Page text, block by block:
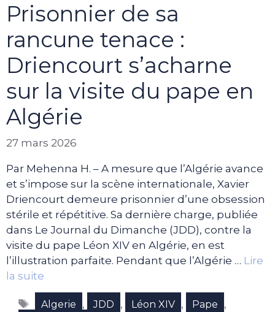
Prisonnier de sa
rancune tenace :
Driencourt s’acharne
sur la visite du pape en
Algérie
27 mars 2026
Par Mehenna H. – A mesure que l’Algérie avance
et s’impose sur la scène internationale, Xavier
Driencourt demeure prisonnier d’une obsession
stérile et répétitive. Sa dernière charge, publiée
dans Le Journal du Dimanche (JDD), contre la
visite du pape Léon XIV en Algérie, en est
l’illustration parfaite. Pendant que l’Algérie … Lire
la suite
Étiquettes
Algerie , JDD , Léon XIV , Pape ,